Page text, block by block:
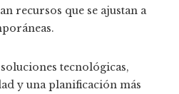
recursos que se ajustan a
tecnológicas,
y una planificación más